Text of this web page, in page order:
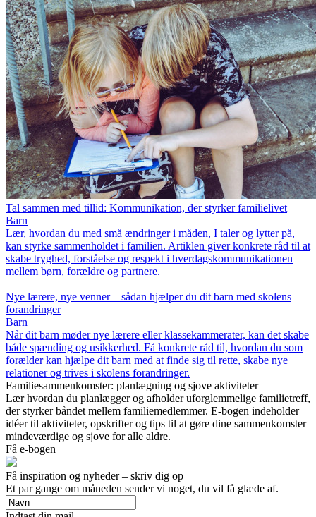
Tal sammen med tillid: Kommunikation, der styrker familielivet
Barn
Lær, hvordan du med små ændringer i måden, I taler og lytter på,
kan styrke sammenholdet i familien. Artiklen giver konkrete råd til at
skabe tryghed, forståelse og respekt i hverdagskommunikationen
mellem børn, forældre og partnere.
Nye lærere, nye venner – sådan hjælper du dit barn med skolens
forandringer
Barn
Når dit barn møder nye lærere eller klassekammerater, kan det skabe
både spænding og usikkerhed. Få konkrete råd til, hvordan du som
forælder kan hjælpe dit barn med at finde sig til rette, skabe nye
relationer og trives i skolens forandringer.
Familiesammenkomster: planlægning og sjove aktiviteter
Lær hvordan du planlægger og afholder uforglemmelige familietreff,
der styrker båndet mellem familiemedlemmer. E-bogen indeholder
idéer til aktiviteter, opskrifter og tips til at gøre dine sammenkomster
mindeværdige og sjove for alle aldre.
Få e-bogen
Få inspiration og nyheder – skriv dig op
Et par gange om måneden sender vi noget, du vil få glæde af.